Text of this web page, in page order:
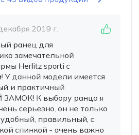
2019 г.
ранец для
замечательной
Herlitz sporti с
У данной модели имеется
и практичный
К выбору ранца я
серьезно, он не только
правильный, с
спинкой - очень важно